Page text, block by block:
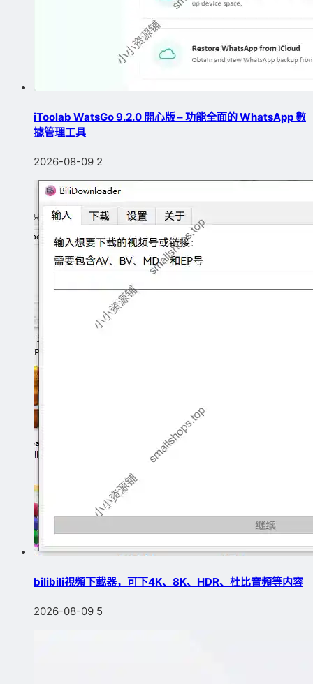
iToolab WatsGo 9.2.0 開心版 – 功能全面的 WhatsApp 數
據管理工具
2026-08-09 2
bilibili視頻下載器，可下4K、8K、HDR、杜比音頻等内容
2026-08-09 5